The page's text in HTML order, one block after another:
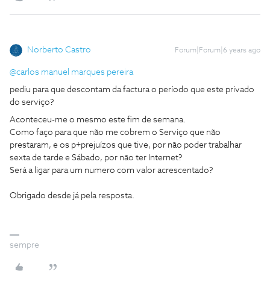
Norberto Castro Forum|Forum|6 years ago
@carlos manuel marques pereira
pediu para que descontam da factura o período que este privado
do serviço?
Aconteceu-me o mesmo este fim de semana.
Como faço para que não me cobrem o Serviço que não
prestaram, e os p+prejuízos que tive, por não poder trabalhar
sexta de tarde e Sábado, por não ter Internet?
Será a ligar para um numero com valor acrescentado?
Obrigado desde já pela resposta.
sempre